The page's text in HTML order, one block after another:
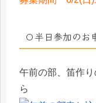
〇半日参加のお
午前の部、笛作
ら